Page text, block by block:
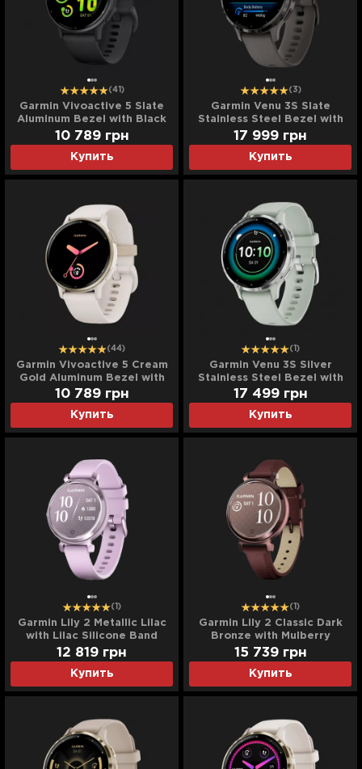
(41)
Garmin Vivoactive 5 Slate
Aluminum Bezel with Black
Case and Silicone Band
Купить
10 789 грн
(3)
Garmin Venu 3S Slate
Stainless Steel Bezel with
Pebble Gray Case and
Silicone Band
Купить
17 999 грн
(44)
Garmin Vivoactive 5 Cream
Gold Aluminum Bezel with
Ivory Case and Silicone
Band
Купить
10 789 грн
(1)
Garmin Venu 3S Silver
Stainless Steel Bezel with
Sage Gray Case and
Silicone Band
Купить
17 499 грн
(1)
Garmin Lily 2 Metallic Lilac
with Lilac Silicone Band
Купить
12 819 грн
(1)
Garmin Lily 2 Classic Dark
Bronze with Mulberry
Leather Band
Купить
15 739 грн